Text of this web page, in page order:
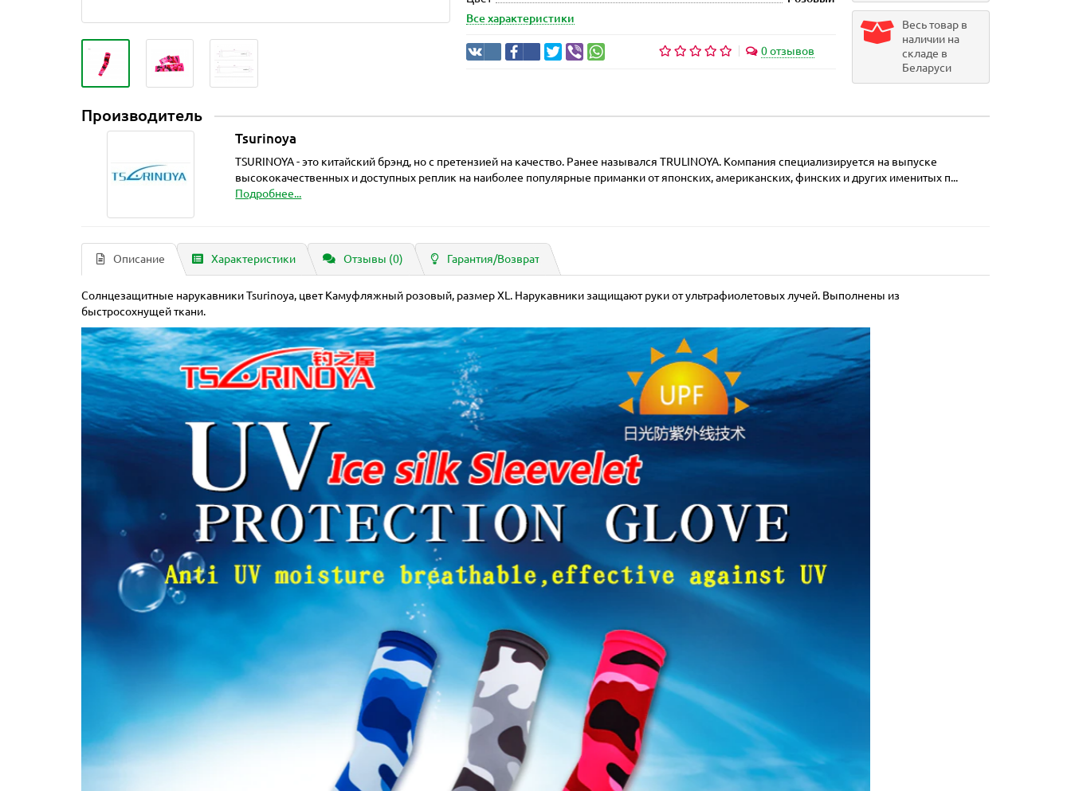
Все характеристики
0 отзывов
Весь товар в
наличии на
складе в
Беларуси
Производитель
Tsurinoya
TSURINOYA - это китайский брэнд, но с претензией на качество. Ранее назывался TRULINOYA. Компания специализируется на выпуске
высококачественных и доступных реплик на наиболее популярные приманки от японских, американских, финских и других именитых п...
Подробнее...
Описание Характеристики Отзывы (0) Гарантия/Возврат
Солнцезащитные нарукавники Tsurinoya, цвет Камуфляжный розовый, размер XL. Нарукавники защищают руки от ультрафиолетовых лучей. Выполнены из
быстросохнущей ткани.